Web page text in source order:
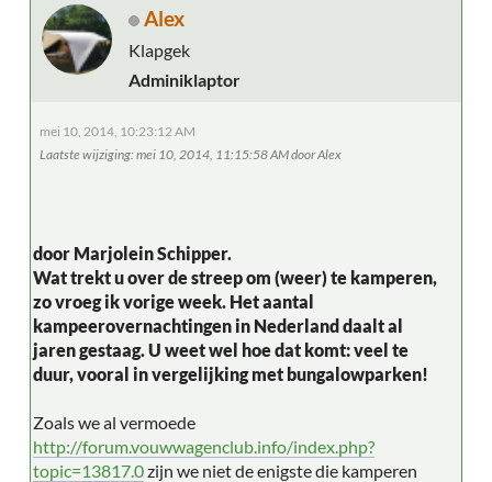
Alex
Klapgek
Adminiklaptor
mei 10, 2014, 10:23:12 AM
Laatste wijziging: mei 10, 2014, 11:15:58 AM door Alex
door Marjolein Schipper.
Wat trekt u over de streep om (weer) te kamperen,
zo vroeg ik vorige week. Het aantal
kampeerovernachtingen in Nederland daalt al
jaren gestaag. U weet wel hoe dat komt: veel te
duur, vooral in vergelijking met bungalowparken!
Zoals we al vermoede
http://forum.vouwwagenclub.info/index.php?
topic=13817.0zijn we niet de enigste die kamperen